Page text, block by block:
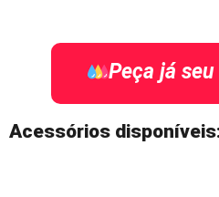
Peça já
Acessórios